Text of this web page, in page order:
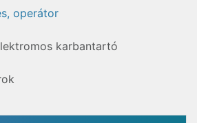
operátor
karbantartó